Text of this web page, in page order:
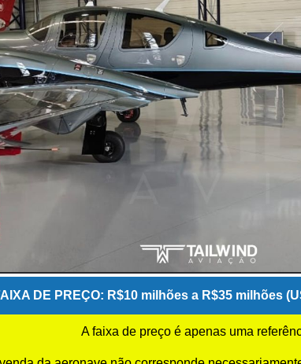
DE PREÇO: R$10 milhões a R$35 milhões
A faixa de preço é apenas uma